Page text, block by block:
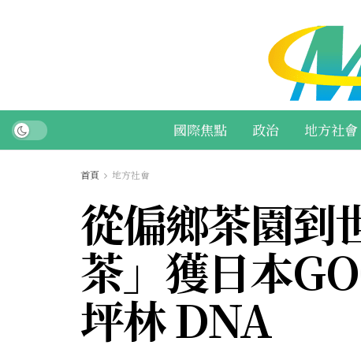
國際焦點 政治 地方社會
首頁 地方社會
從偏鄉茶園到
茶」獲日本
坪林 DNA